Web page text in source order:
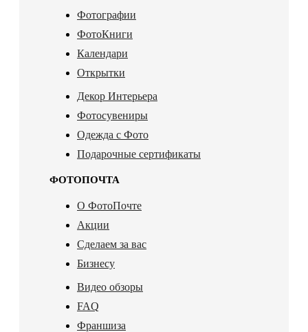
Фотографии
ФотоКниги
Календари
Открытки
Декор Интерьера
Фотосувениры
Одежда с Фото
Подарочные сертификаты
ФОТОПОЧТА
О ФотоПочте
Акции
Сделаем за вас
Бизнесу
Видео обзоры
FAQ
Франшиза